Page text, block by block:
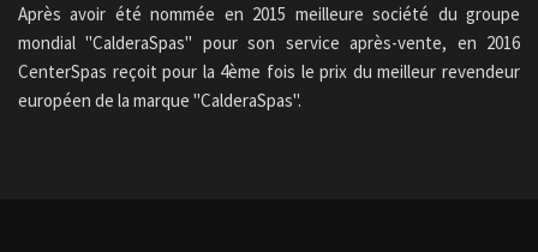
Après avoir été nommée en 2015 meilleure société du groupe
mondial "CalderaSpas" pour son service après-vente, en 2016
CenterSpas reçoit pour la 4ème fois le prix du meilleur revendeur
européen de la marque "CalderaSpas".